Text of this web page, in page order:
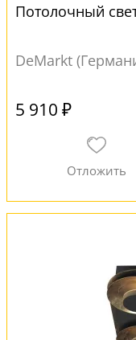
Потолочный
DeMarkt
5 910 ₽